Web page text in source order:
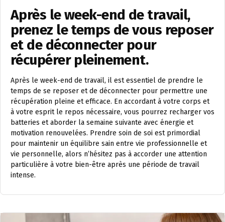
Après le week-end de travail,
prenez le temps de vous reposer
et de déconnecter pour
récupérer pleinement.
Après le week-end de travail, il est essentiel de prendre le
temps de se reposer et de déconnecter pour permettre une
récupération pleine et efficace. En accordant à votre corps et
à votre esprit le repos nécessaire, vous pourrez recharger vos
batteries et aborder la semaine suivante avec énergie et
motivation renouvelées. Prendre soin de soi est primordial
pour maintenir un équilibre sain entre vie professionnelle et
vie personnelle, alors n’hésitez pas à accorder une attention
particulière à votre bien-être après une période de travail
intense.